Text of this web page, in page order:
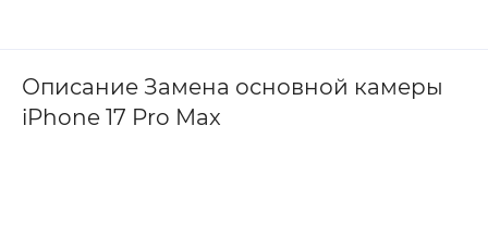
Описание Замена основной камеры
iPhone 17 Pro Max